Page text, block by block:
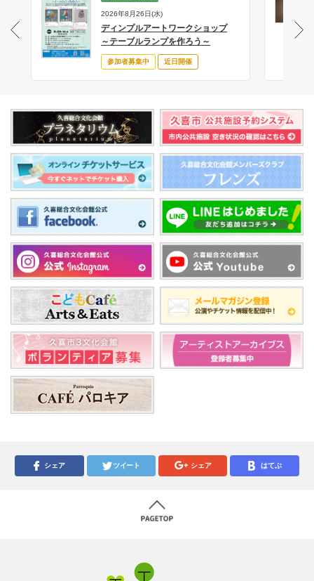
2026年8月26日(水)
ディンプルアートワークショップ
～テーブルランプを作ろう～
参加者募集中 近日開催
シェア ツイート シェア はてぶ